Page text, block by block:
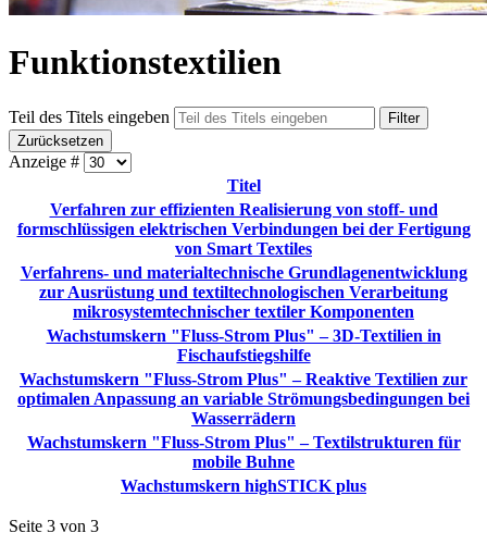
Funktionstextilien
Teil des Titels eingeben
Filter
Zurücksetzen
Anzeige #
Titel
Verfahren zur effizienten Realisierung von stoff- und
formschlüssigen elektrischen Verbindungen bei der Fertigung
von Smart Textiles
Verfahrens- und materialtechnische Grundlagenentwicklung
zur Ausrüstung und textiltechnologischen Verarbeitung
mikrosystemtechnischer textiler Komponenten
Wachstumskern "Fluss-Strom Plus" – 3D-Textilien in
Fischaufstiegshilfe
Wachstumskern "Fluss-Strom Plus" – Reaktive Textilien zur
optimalen Anpassung an variable Strömungsbedingungen bei
Wasserrädern
Wachstumskern "Fluss-Strom Plus" – Textilstrukturen für
mobile Buhne
Wachstumskern highSTICK plus
Seite 3 von 3